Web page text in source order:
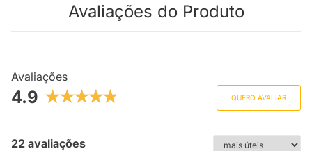
Avaliações do Produto
Avaliações
4.9 QUERO AVALIAR
22 avaliações